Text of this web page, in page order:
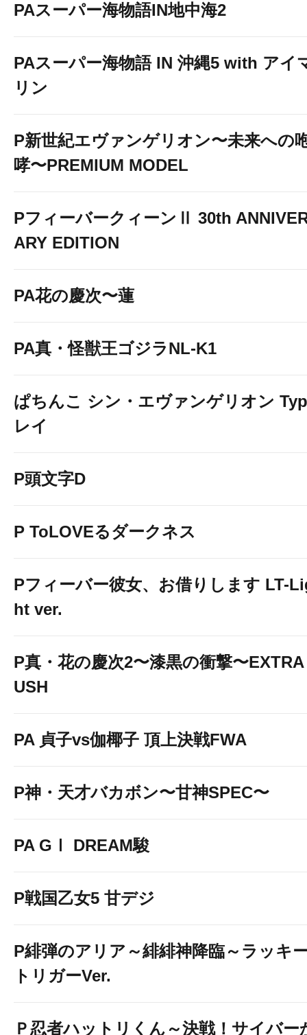
PAスーパー海物語IN地中海2
PAスーパー海物語 IN 沖縄5 with アイ
リン
P新世紀エヴァンゲリオン〜未来への
哮〜PREMIUM MODEL
PフィーバークィーンⅡ 30th
ARY EDITION
PA花の慶次〜蓮
PA真・怪獣王ゴジラNL-K1
ぱちんこ シン・エヴァンゲリオン
レイ
P頭文字D
P ToLOVEるダークネス
Pフィーバー彼女、お借りします LT-
ht ver.
P真・花の慶次2〜漆黒の衝撃〜EXTRA
USH
PA 貞子vs伽椰子 頂上決戦FWA
P神・天才バカボン〜甘神SPEC〜
PA GⅠ DREAM駿
P戦国乙女5 甘デジ
P緋弾のアリア～緋緋神降臨～ラッキ
トリガーVer.
Ｐ忍者ハットリくん～決戦！サイバー